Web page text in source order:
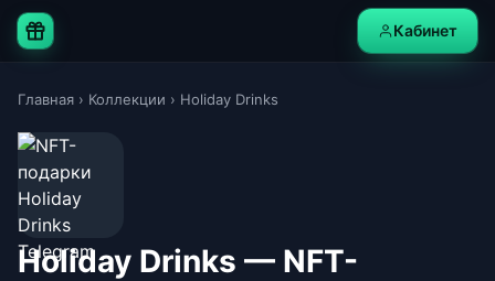
Кабинет
Главная › Коллекции › Holiday Drinks
Holiday Drinks — NFT-